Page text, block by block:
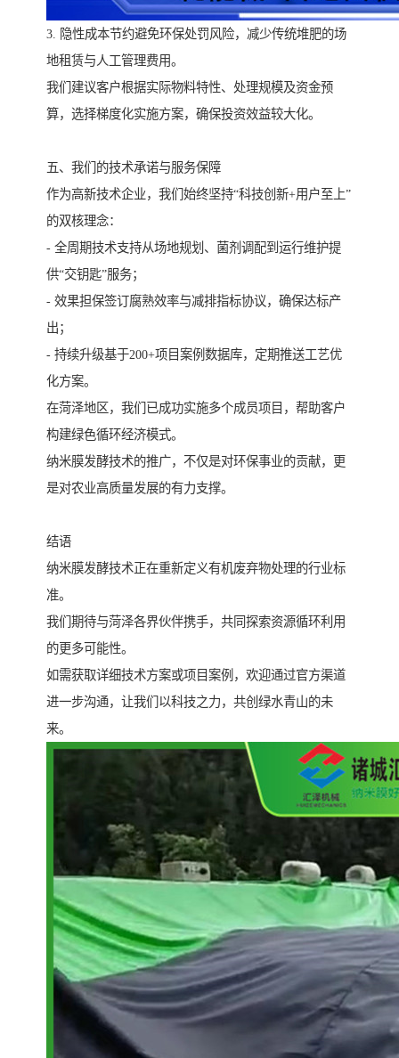
3. 隐性成本节约避免环保处罚风险，减少传统堆肥的场
地租赁与人工管理费用。
我们建议客户根据实际物料特性、处理规模及资金预
算，选择梯度化实施方案，确保投资效益较大化。
五、我们的技术承诺与服务保障
作为高新技术企业，我们始终坚持“科技创新+用户至上”
的双核理念：
- 全周期技术支持从场地规划、菌剂调配到运行维护提
供“交钥匙”服务；
- 效果担保签订腐熟效率与减排指标协议，确保达标产
出；
- 持续升级基于200+项目案例数据库，定期推送工艺优
化方案。
在菏泽地区，我们已成功实施多个成员项目，帮助客户
构建绿色循环经济模式。
纳米膜发酵技术的推广，不仅是对环保事业的贡献，更
是对农业高质量发展的有力支撑。
结语
纳米膜发酵技术正在重新定义有机废弃物处理的行业标
准。
我们期待与菏泽各界伙伴携手，共同探索资源循环利用
的更多可能性。
如需获取详细技术方案或项目案例，欢迎通过官方渠道
进一步沟通，让我们以科技之力，共创绿水青山的未
来。